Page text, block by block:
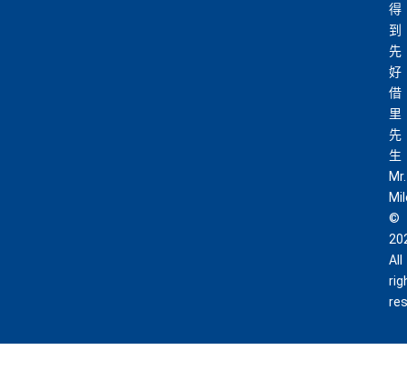
得
到
先
好
借
里
先
生
Mr.
©
All